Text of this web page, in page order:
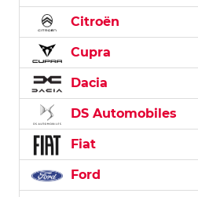
Citroën
Cupra
Dacia
DS Automobiles
Fiat
Ford